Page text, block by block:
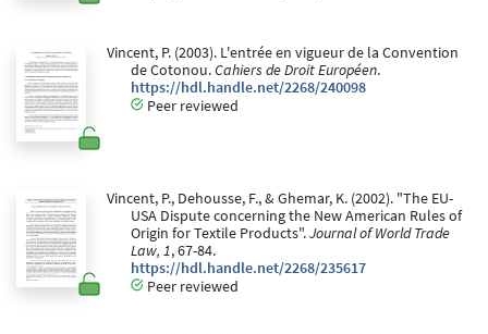
Vincent, P. (2003). L'entrée en vigueur de la Convention
de Cotonou.Cahiers de Droit Européen.
https://hdl.handle.net/2268/240098
Peer reviewed
Vincent, P., Dehousse, F., & Ghemar, K. (2002). "The EU-
USA Dispute concerning the New American Rules of
Origin for Textile Products".Journal of World Trade
Law, 1, 67-84.
https://hdl.handle.net/2268/235617
Peer reviewed